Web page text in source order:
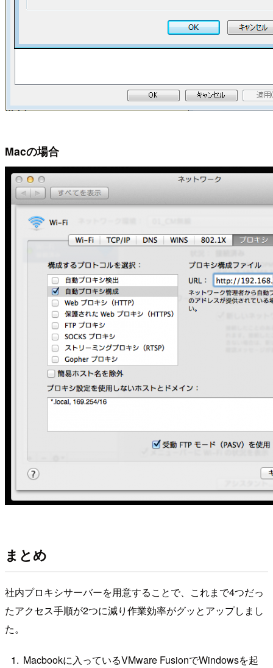
Macの場合
まとめ
社内プロキシサーバーを用意することで、これまで4つだっ
たアクセス手順が2つに減り作業効率がグッとアップしまし
た。
Macbookに入っているVMware FusionでWindowsを起